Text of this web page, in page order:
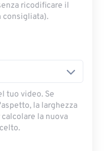
ricodificare il
consigliata).
tuo video. Se
la larghezza
la nuova